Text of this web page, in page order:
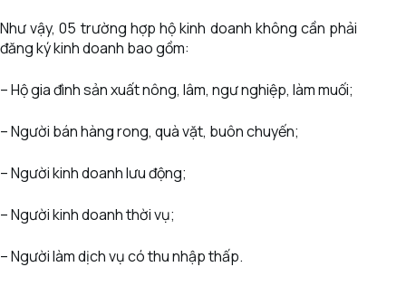
Như vậy, 05 trường hợp hộ kinh doanh không cần phải
đăng ký kinh doanh bao gồm:
– Hộ gia đình sản xuất nông, lâm, ngư nghiệp, làm muối;
– Người bán hàng rong, quà vặt, buôn chuyến;
– Người kinh doanh lưu động;
– Người kinh doanh thời vụ;
– Người làm dịch vụ có thu nhập thấp.